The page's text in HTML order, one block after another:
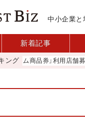
中小企業と
新着記事
ング
品券」利用店舗募集中（青森